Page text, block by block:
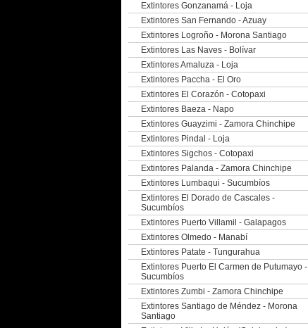
Extintores Gonzanamá - Loja
Extintores San Fernando - Azuay
Extintores Logroño - Morona Santiago
Extintores Las Naves - Bolívar
Extintores Amaluza - Loja
Extintores Paccha - El Oro
Extintores El Corazón - Cotopaxi
Extintores Baeza - Napo
Extintores Guayzimi - Zamora Chinchipe
Extintores Pindal - Loja
Extintores Sigchos - Cotopaxi
Extintores Palanda - Zamora Chinchipe
Extintores Lumbaqui - Sucumbíos
Extintores El Dorado de Cascales -
Sucumbíos
Extintores Puerto Villamil - Galapagos
Extintores Olmedo - Manabí
Extintores Patate - Tungurahua
Extintores Puerto El Carmen de Putumayo -
Sucumbíos
Extintores Zumbi - Zamora Chinchipe
Extintores Santiago de Méndez - Morona
Santiago